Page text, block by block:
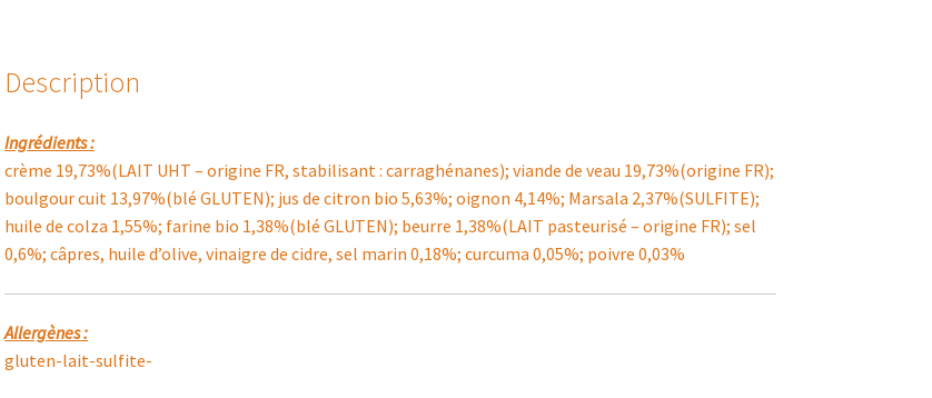
Description
Ingrédients :
crème 19,73%(LAIT UHT – origine FR, stabilisant : carraghénanes); viande de veau 19,73%(origine FR);
boulgour cuit 13,97%(blé GLUTEN); jus de citron bio 5,63%; oignon 4,14%; Marsala 2,37%(SULFITE);
huile de colza 1,55%; farine bio 1,38%(blé GLUTEN); beurre 1,38%(LAIT pasteurisé – origine FR); sel
0,6%; câpres, huile d’olive, vinaigre de cidre, sel marin 0,18%; curcuma 0,05%; poivre 0,03%
Allergènes :
gluten-lait-sulfite-